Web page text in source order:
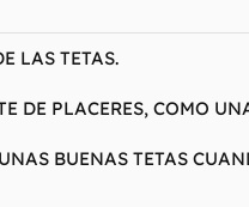
LAS TETAS.
DE PLACERES, COMO
BUENAS TETAS